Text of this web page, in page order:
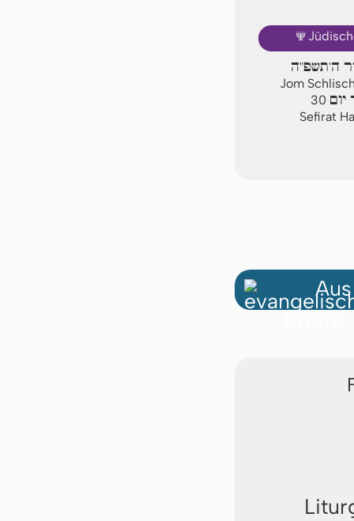
🕎
ה'תשפ"ה
Jom
30
Sefirat